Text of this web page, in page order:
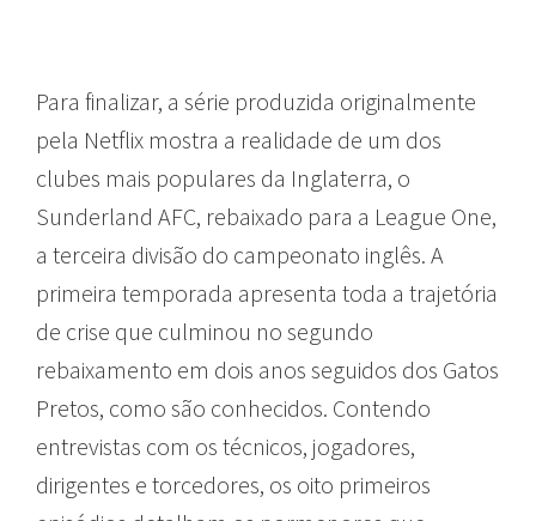
Para finalizar, a série produzida originalmente
pela Netflix mostra a realidade de um dos
clubes mais populares da Inglaterra, o
Sunderland AFC, rebaixado para a League One,
a terceira divisão do campeonato inglês. A
primeira temporada apresenta toda a trajetória
de crise que culminou no segundo
rebaixamento em dois anos seguidos dos Gatos
Pretos, como são conhecidos. Contendo
entrevistas com os técnicos, jogadores,
dirigentes e torcedores, os oito primeiros